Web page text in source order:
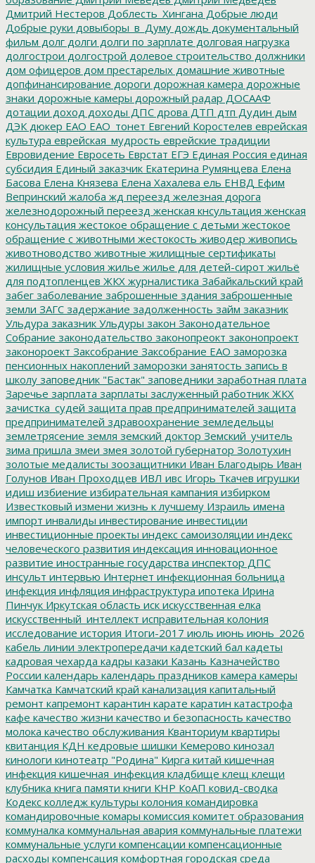
Дмитрий Нестеров Доблесть_Хингана Добрые люди
Добрые руки довыборы_в_Думу дождь документальный
фильм долг долги долги по зарплате долговая нагрузка
долгострои долгострой долевое строительство должники
дом офицеров дом престарелых домашние животные
допфинансирование дороги дорожная камера дорожные
знаки дорожные камеры дорожный радар ДОСААФ
дотации доход доходы ДПС дрова ДТП дтп Дудин дым
ДЭК дюкер ЕАО ЕАО_тонет Евгений Коростелев еврейская
культура еврейская_мудрость еврейские традиции
Евровидение Евросеть Еврстат ЕГЭ Единая Россия единая
субсидия Единый заказчик Екатерина Румянцева Елена
Басова Елена Князева Елена Хахалева ель ЕНВД Ефим
Вепринский жалоба жд переезд железная дорога
железнодорожный переезд женская кнсультация женская
консультация жестокое обращение с детьми жестокое
обращение с животными жестокость живодер живопись
животноводство животные жилищные сертификаты
жилищные условия жилье жилье для детей-сирот жильё
для подтопленцев ЖКХ журналистика Забайкальский край
забег заболевание заброшенные здания заброшенные
земли ЗАГС задержание задолженность займ заказник
Ульдура заказник Ульдуры закон Законодательное
Собрание законодательство законопреокт законопроект
законороект Заксобрание Заксобрание ЕАО заморозка
пенсионных накоплений заморозки занятость запись в
школу заповедник "Бастак" заповедники заработная плата
Заречье зарплата зарплаты заслуженный работник ЖКХ
зачистка_судей защита прав предпринимателей защита
предпринимателей здравоохранение земледельцы
землетрясение земля земский доктор Земский_учитель
зима пришла змеи змея золотой губернатор Золотухин
золотые медалисты зоозащитники Иван Благодырь Иван
Голунов Иван Проходцев ИВЛ ивс Игорь Ткачев игрушки
идиш избиение избирательная кампания избирком
Известковый измени жизнь к лучшему Израиль имена
импорт инвалиды инвестирование инвестиции
инвестиционные проекты индекс самоизоляции индекс
человеческого развития индексация инновационное
развитие иностранные государства инспектор ДПС
инсульт интервью Интернет инфекционная больница
инфекция инфляция инфраструктура ипотека Ирина
Пинчук Иркутская область иск искусственная елка
искусственный_интеллект исправительная колония
исследование история Итоги-2017 июль июнь июнь_2026
кабель линии электропередачи кадетский бал кадеты
кадровая чехарда кадры казаки Казань Казначейство
России календарь календарь праздников камера камеры
Камчатка Камчатский край канализация капитальный
ремонт капремонт карантин карате каратин катастрофа
кафе качество жизни качество и безопасность качество
молока качество обслуживания Кванториум квартиры
квитанция КДН кедровые шишки Кемерово кинозал
кинологи кинотеатр "Родина" Кирга китай кишечная
инфекция кишечная_инфекция кладбище клещ клещи
клубника книга памяти книги КНР КоАП ковид-сводка
Кодекс колледж культуры колония командировка
командировочные комары комиссия комитет образования
коммуналка коммунальная авария коммунальные платежи
коммунальные услуги компенсации компенсационные
расходы компенсация комфортная городская среда